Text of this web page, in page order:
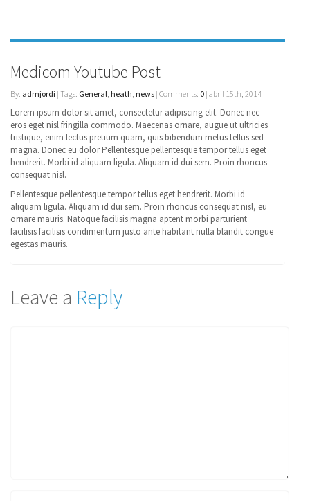
Medicom Youtube Post
By: admjordi | Tags: General, heath, news | Comments: 0 | abril 15th, 2014
Lorem ipsum dolor sit amet, consectetur adipiscing elit. Donec nec
eros eget nisl fringilla commodo. Maecenas ornare, augue ut ultricies
tristique, enim lectus pretium quam, quis bibendum metus tellus sed
magna. Donec eu dolor Pellentesque pellentesque tempor tellus eget
hendrerit. Morbi id aliquam ligula. Aliquam id dui sem. Proin rhoncus
consequat nisl.
Pellentesque pellentesque tempor tellus eget hendrerit. Morbi id
aliquam ligula. Aliquam id dui sem. Proin rhoncus consequat nisl, eu
ornare mauris. Natoque facilisis magna aptent morbi parturient
facilisis facilisis condimentum justo ante habitant nulla blandit congue
egestas mauris.
Leave a Reply